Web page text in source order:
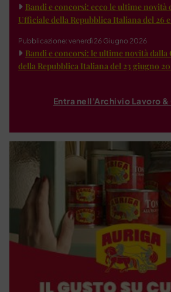
Bandi e concorsi: ecco le ultime novità
Ufficiale della Repubblica Italiana del 26
Pubblicazione: venerdì 26 Giugno 2026
Bandi e concorsi: le ultime novità dalla
della Repubblica Italiana del 23 giugno
Entra nell'Archivio Lavoro